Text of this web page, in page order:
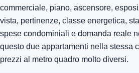
commerciale, piano, ascensore,
vista, pertinenze, classe energetica,
spese condominiali e domanda reale
questo due appartamenti nella stessa
prezzi al metro quadro molto diversi.